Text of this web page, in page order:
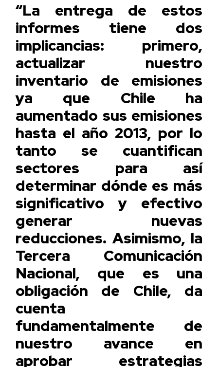
“La entrega de estos
informes tiene dos
implicancias: primero,
actualizar nuestro
inventario de emisiones
ya que Chile ha
aumentado sus emisiones
hasta el año 2013, por lo
tanto se cuantifican
sectores para así
determinar dónde es más
significativo y efectivo
generar nuevas
reducciones. Asimismo, la
Tercera Comunicación
Nacional, que es una
obligación de Chile, da
cuenta
fundamentalmente de
nuestro avance en
aprobar estrategias